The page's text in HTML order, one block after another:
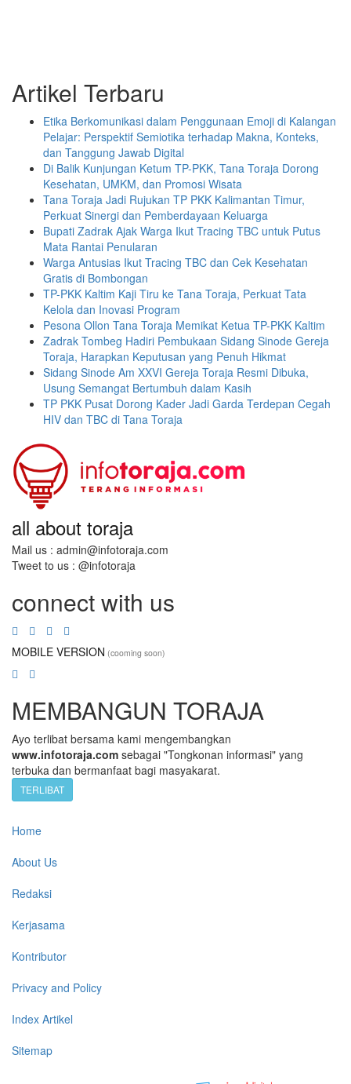
Artikel Terbaru
Etika Berkomunikasi dalam Penggunaan Emoji di Kalangan
Pelajar: Perspektif Semiotika terhadap Makna, Konteks,
dan Tanggung Jawab Digital
Di Balik Kunjungan Ketum TP-PKK, Tana Toraja Dorong
Kesehatan, UMKM, dan Promosi Wisata
Tana Toraja Jadi Rujukan TP PKK Kalimantan Timur,
Perkuat Sinergi dan Pemberdayaan Keluarga
Bupati Zadrak Ajak Warga Ikut Tracing TBC untuk Putus
Mata Rantai Penularan
Warga Antusias Ikut Tracing TBC dan Cek Kesehatan
Gratis di Bombongan
TP-PKK Kaltim Kaji Tiru ke Tana Toraja, Perkuat Tata
Kelola dan Inovasi Program
Pesona Ollon Tana Toraja Memikat Ketua TP-PKK Kaltim
Zadrak Tombeg Hadiri Pembukaan Sidang Sinode Gereja
Toraja, Harapkan Keputusan yang Penuh Hikmat
Sidang Sinode Am XXVI Gereja Toraja Resmi Dibuka,
Usung Semangat Bertumbuh dalam Kasih
TP PKK Pusat Dorong Kader Jadi Garda Terdepan Cegah
HIV dan TBC di Tana Toraja
all about toraja
Mail us : admin@infotoraja.com
Tweet to us : @infotoraja
connect with us
MOBILE VERSION (cooming soon)
MEMBANGUN TORAJA
Ayo terlibat bersama kami mengembangkan
www.infotoraja.com sebagai "Tongkonan informasi" yang
terbuka dan bermanfaat bagi masyakarat.
TERLIBAT
Home
About Us
Redaksi
Kerjasama
Kontributor
Privacy and Policy
Index Artikel
Sitemap